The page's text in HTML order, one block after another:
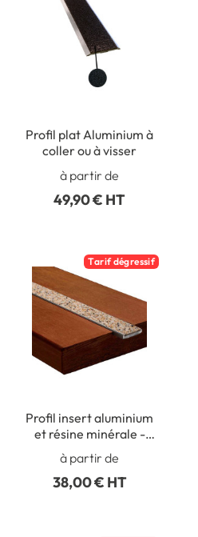
Profil plat Aluminium à
coller ou à visser
à partir de
49,90 € HT
Tarif dégressif
Profil insert aluminium
et résine minérale -
Trafic très intense
à partir de
38,00 € HT